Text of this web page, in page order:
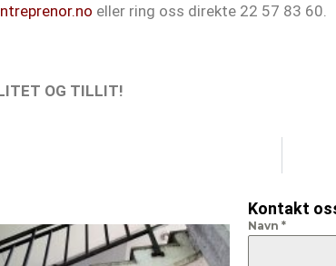
eller ring oss direkte 22 57 83 60.
OG TILLIT!
Kontakt
Navn *